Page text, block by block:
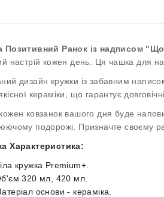
Позитивний Ранок із надписом
настрій кожен день. Ця чашка для
дизайн кружки із забавним
кераміки, що гарантує
ковзанок вашого дня буде
подорожі. Призначте своєму
Характеристика:
кружка Premium+.
320 мл, 420 мл.
основи - кераміка.